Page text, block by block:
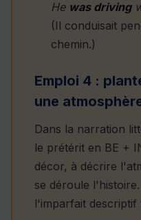
He was driving
(Il conduisait
chemin.)
Emploi 4 :
une
Dans la narration
le prétérit en BE +
décor, à décrire
se déroule
l'imparfait descriptif